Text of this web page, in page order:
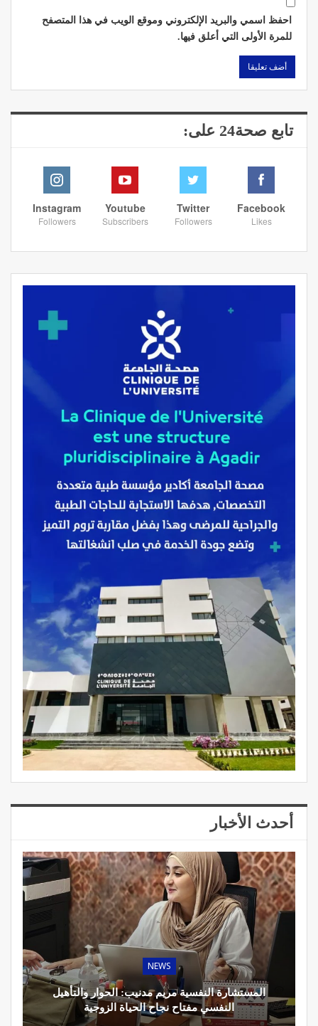
احفظ اسمي والبريد الإلكتروني وموقع الويب في هذا المتصفح
للمرة الأولى التي أعلق فيها.
تابع صحة24 على:
Facebook
Likes
Twitter
Followers
Youtube
Subscribers
Instagram
Followers
أحدث الأخبار
NEWS
المستشارة النفسية مريم مدنيب: الحوار والتأهيل
النفسي مفتاح نجاح الحياة الزوجية